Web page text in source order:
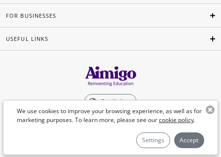
We use cookies to improve your browsing experience, as well as for
marketing purposes. To learn more, please see ourcookie policy.
Settings Accept
FOR BUSINESSES
USEFUL LINKS
English
©Aimigo 2026